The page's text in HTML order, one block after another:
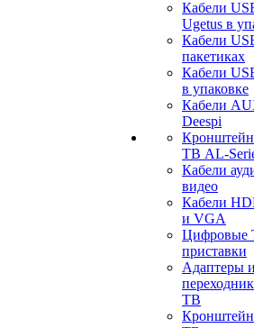
Кабели
Ugetus в
Кабели
пакетиках
Кабели
в упаковке
Кабели
Deespi
ТВ AL-
Кабели
видео
Кабели
и VGA
Цифровые
приставки
Адаптеры и
ТВ